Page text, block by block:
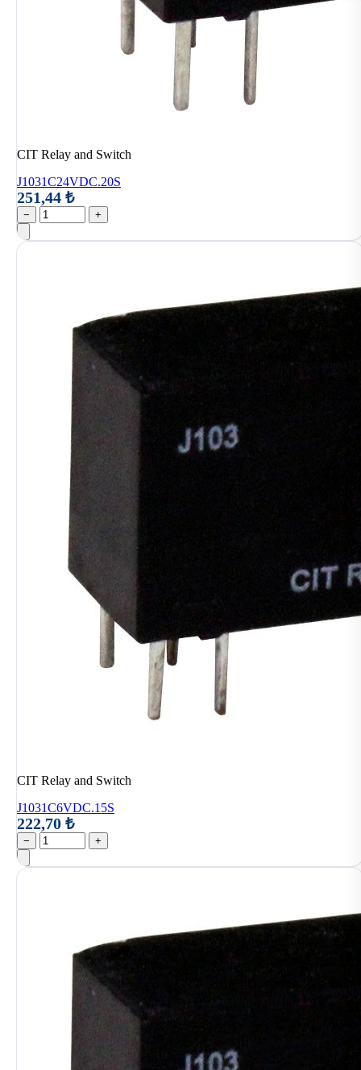
CIT Relay and Switch
J1031C24VDC.20S
251,44 ₺
− +
CIT Relay and Switch
J1031C6VDC.15S
222,70 ₺
− +